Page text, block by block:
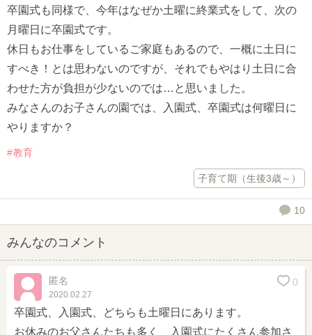
卒園式も同様で、今年はなぜか土曜に終業式をして、次の
月曜日に卒園式です。
休日もお仕事をしているご家庭もあるので、一概に土日に
すべき！とは思わないのですが、それでもやはり土日に合
わせた方が負担が少ないのでは…と思いました。
みなさんのお子さんの園では、入園式、卒園式は何曜日に
やりますか？
教育
子育て期（生後3歳～）
10
みんなのコメント
匿名
2020.02.27
0
卒園式、入園式、どちらも土曜日にあります。
お休みのお父さんたちも多く、入園式にたくさん参加さ